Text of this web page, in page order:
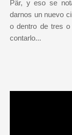
Pär, y eso se
darnos un nuevo
o dentro de tres
contarlo...